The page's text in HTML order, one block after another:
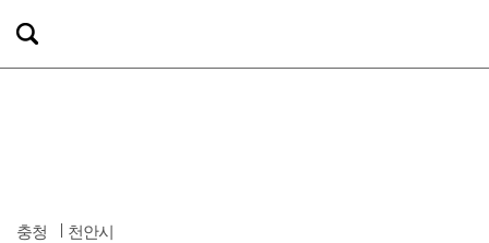
충청 천안시